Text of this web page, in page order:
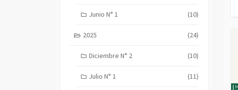
Junio N° 1 (10)
2025 (24)
Diciembre N° 2 (10)
Julio N° 1 (11)